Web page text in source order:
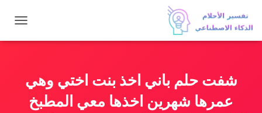
ب
شفت حلم باني اخذ بنت اختي وهي
عمرها شهرين اخذها معي المطبخ